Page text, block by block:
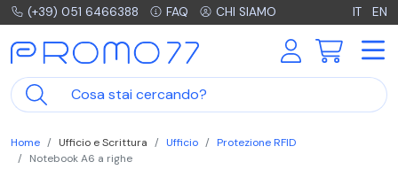
(+39) 051 6466388 FAQ CHI SIAMO IT EN
Home Ufficio e Scrittura Ufficio
Protezione RFID
Notebook A6 a righe